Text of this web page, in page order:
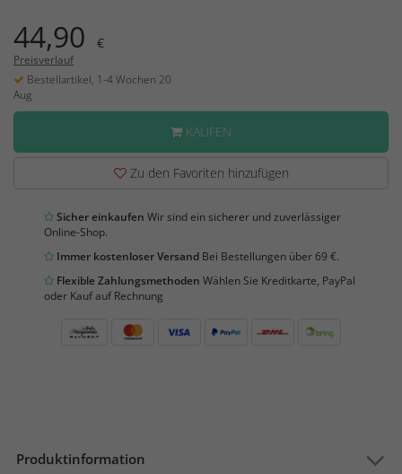
44,90 €
Preisverlauf
Bestellartikel, 1-4 Wochen 20
Aug
KAUFEN
Zu den Favoriten hinzufügen
Sicher einkaufen Wir sind ein sicherer und zuverlässiger
Online-Shop.
Immer kostenloser Versand Bei Bestellungen über 69 €.
Flexible Zahlungsmethoden Wählen Sie Kreditkarte, PayPal
oder Kauf auf Rechnung
Produktinformation